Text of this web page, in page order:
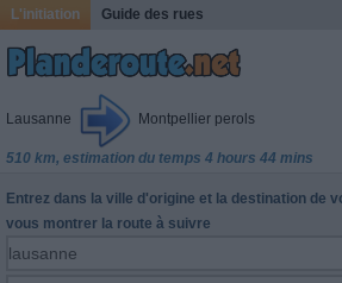
L'initiation Guide des rues
Lausanne Montpellier perols
510 km, estimation du temps 4 hours 44 mins
Entrez dans la ville d'origine et la destination de
vous montrer la route à suivre